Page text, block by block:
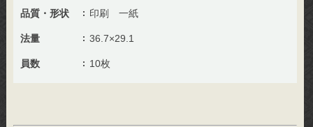
品質・形状 印刷 一紙
法量 36.7×29.1
員数 10枚